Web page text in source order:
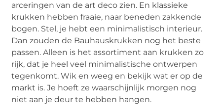
arceringen van de art deco zien. En klassieke
krukken hebben fraaie, naar beneden zakkende
bogen. Stel, je hebt een minimalistisch interieur.
Dan zouden de Bauhauskrukken nog het beste
passen. Alleen is het assortiment aan krukken zo
rijk, dat je heel veel minimalistische ontwerpen
tegenkomt. Wik en weeg en bekijk wat er op de
markt is. Je hoeft ze waarschijnlijk morgen nog
niet aan je deur te hebben hangen.